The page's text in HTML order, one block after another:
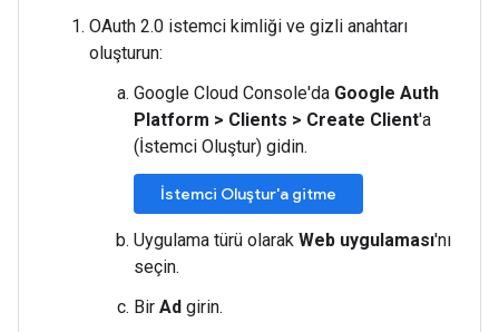
OAuth 2.0 istemci kimliği ve gizli anahtarı
oluşturun:
Google Cloud Console'da Google Auth
Platform > Clients > Create Client'a
(İstemci Oluştur) gidin.
İstemci Oluştur'a gitme
Uygulama türü olarak Web uygulaması'nı
seçin.
Bir Ad girin.